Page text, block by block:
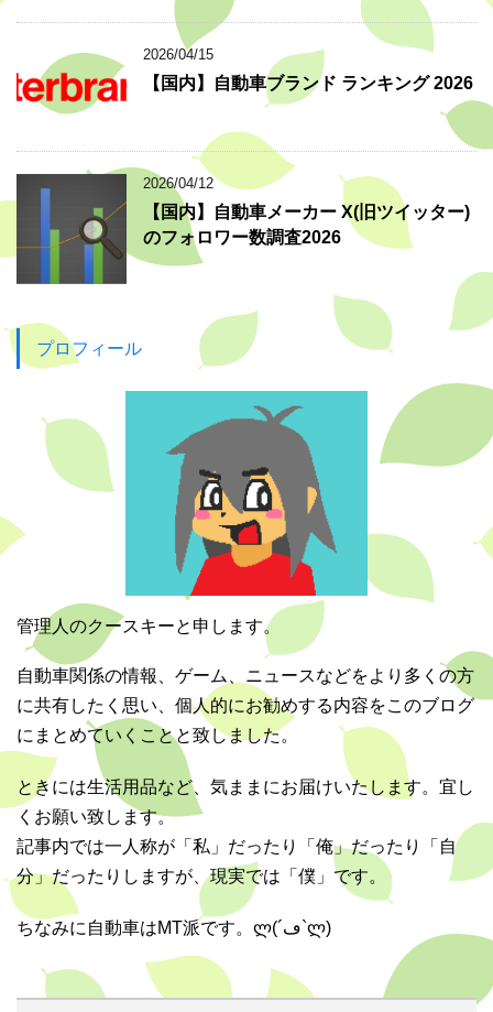
2026/04/15
【国内】自動車ブランド ランキング 2026
2026/04/12
【国内】自動車メーカー X(旧ツイッター)
のフォロワー数調査2026
プロフィール
管理人のクースキーと申します。
自動車関係の情報、ゲーム、ニュースなどをより多くの方
に共有したく思い、個人的にお勧めする内容をこのブログ
にまとめていくことと致しました。
ときには生活用品など、気ままにお届けいたします。宜し
くお願い致します。
記事内では一人称が「私」だったり「俺」だったり「自
分」だったりしますが、現実では「僕」です。
ちなみに自動車はMT派です。ლ(´ڡ`ლ)